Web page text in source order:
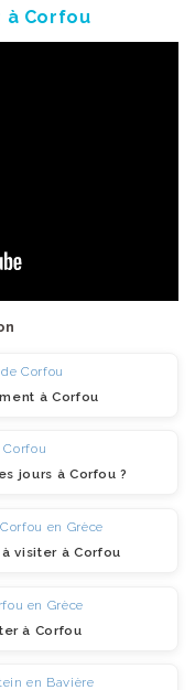
à Corfou
à Corfou
jours à Corfou ?
visiter à Corfou
à Corfou